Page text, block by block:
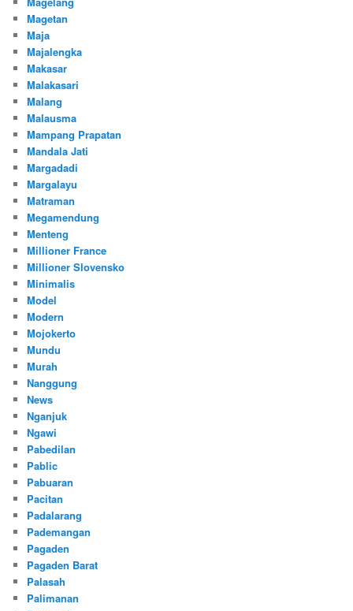
Magetan
Maja
Majalengka
Makasar
Malakasari
Malang
Malausma
Mampang Prapatan
Mandala Jati
Margadadi
Margalayu
Matraman
Megamendung
Menteng
Millioner France
Millioner Slovensko
Minimalis
Model
Modern
Mojokerto
Mundu
Murah
Nanggung
News
Nganjuk
Ngawi
Pabedilan
Pablic
Pabuaran
Pacitan
Padalarang
Pademangan
Pagaden
Pagaden Barat
Palasah
Palimanan